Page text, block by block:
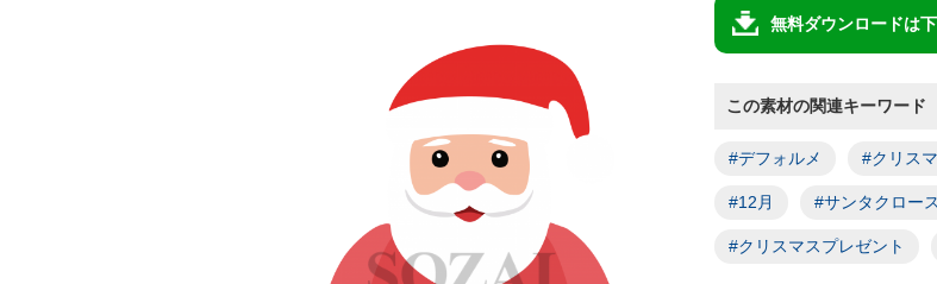
無料ダウンロードは
この素材の関連キーワード
#デフォルメ #クリス
#12月 #サンタクロース
#クリスマスプレゼント